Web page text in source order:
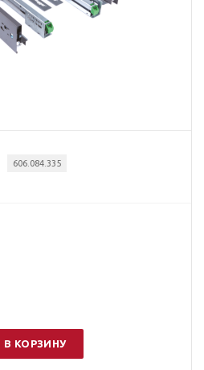
606.084.335
В КОРЗИНУ